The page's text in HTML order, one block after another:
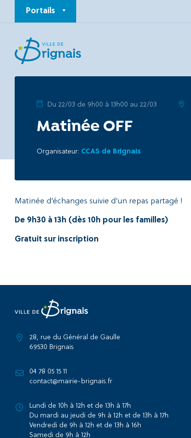
Portails
Du 22/03 de 9h00 à 13h00 au 22/03
Matinée OFF
Organisateur: CCAS de Brignais
Matinée d’échanges suivie d’un repas partagé !
De 9h30 à 13h (dès 10h pour les familles)
Gratuit sur inscription
28, rue du Général de Gaulle
69530 Brignais
04 78 05 15 11
contact@mairie-brignais.fr
Lundi de 10h à 12h et de 13h à 17h
Du mardi au jeudi de 9h à 12h et de 13h à 17h
Vendredi de 9h à 12h et de 13h à 16h
Samedi de 9h à 12h